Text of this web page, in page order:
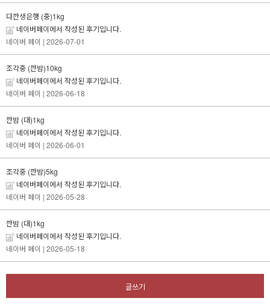
다깐생은행 (중)1kg
네이버페이에서 작성된 후기입니다.
네이버 페이 | 2026-07-01
조각중 (깐밤)10kg
네이버페이에서 작성된 후기입니다.
네이버 페이 | 2026-06-18
깐밤 (대)1kg
네이버페이에서 작성된 후기입니다.
네이버 페이 | 2026-06-01
조각중 (깐밤)5kg
네이버페이에서 작성된 후기입니다.
네이버 페이 | 2026-05-28
깐밤 (대)1kg
네이버페이에서 작성된 후기입니다.
네이버 페이 | 2026-05-18
글쓰기